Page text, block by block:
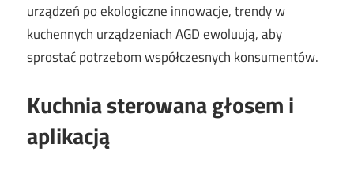
urządzeń po ekologiczne innowacje, trendy w
kuchennych urządzeniach AGD ewoluują, aby
sprostać potrzebom współczesnych konsumentów.
Kuchnia sterowana głosem i
aplikacją